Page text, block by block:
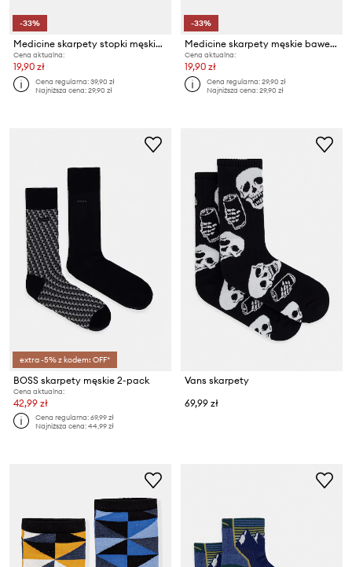
-33%
Medicine skarpety stopki męskie 3-pack
Cena aktualna:
19,90 zł
Cena regularna:39,90 zł
Najniższa cena:29,90 zł
-33%
Medicine skarpety męskie bawełniane 2-pack
Cena aktualna:
19,90 zł
Cena regularna:29,90 zł
Najniższa cena:29,90 zł
extra -5% z kodem: OFF*
BOSS skarpety męskie 2-pack
Cena aktualna:
42,99 zł
Cena regularna:69,99 zł
Najniższa cena:44,99 zł
Vans skarpety
69,99 zł